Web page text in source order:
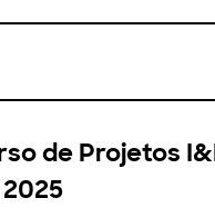
de Projetos